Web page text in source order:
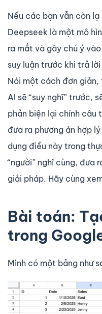
Nếu các bạn vẫn còn
Deepseek là một mô
ra mắt và gây chú ý
suy luận trước khi trả
Nói một cách đơn
AI sẽ “suy nghĩ” trước,
phản biện lại chính câu
đưa ra phương án hợp
dụng điều này trong
“người” nghĩ cùng, đưa
giải pháp. Hãy cùng
Bài toán:
trong
Mình có một bảng như